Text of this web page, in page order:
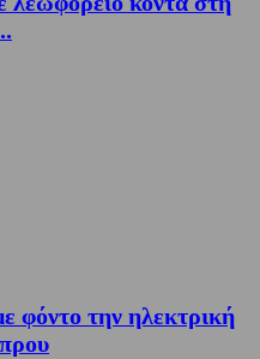
φόντο την ηλεκτρική